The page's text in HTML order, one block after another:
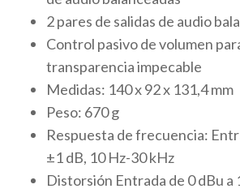
2 pares de salidas de audio
Control pasivo de volumen
transparencia impecable
Medidas: 140 x 92 x 131,4 mm
Peso: 670 g
Respuesta de frecuencia:
±1 dB, 10 Hz-30 kHz
Distorsión Entrada de 0 dBu a